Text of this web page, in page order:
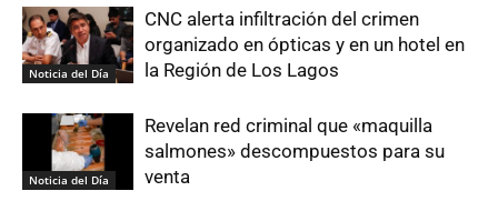
Noticia del Día
CNC alerta infiltración del crimen
organizado en ópticas y en un hotel en
la Región de Los Lagos
Noticia del Día
Revelan red criminal que «maquilla
salmones» descompuestos para su
venta